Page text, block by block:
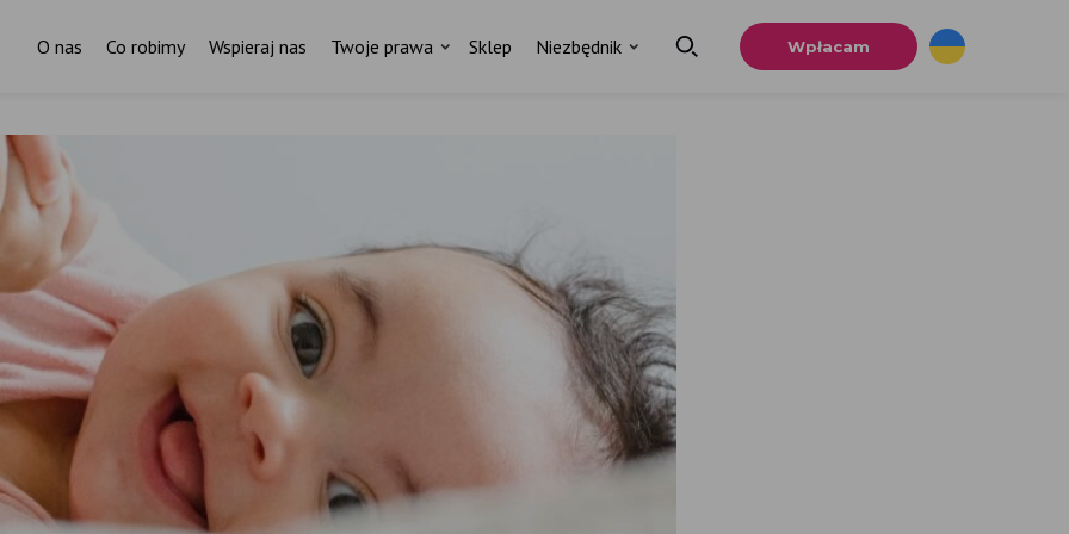
O nas Co robimy Wspieraj nas Twoje prawa Sklep Niezbędnik Wpłacam
To znaczy, że Ci zależy.
tekst to godziny pracy, badań i zaangażowania
Wspieraj Fundację Rodzić po Ludzku.
Regularnie.
Nie wystarczy znać prawa –
trzeba je egzekwować.
Pomóż nam w tym.
Zostań stałym darczyńcą Fundacji Rodzić po Ludzku.
stałym darczyńcą Fundacji Rodzić po Ludzku.